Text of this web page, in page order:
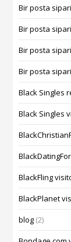
Bir posta
Bir posta
Bir posta
Bir posta
Black Singles
Black Singles
BlackFling
BlackPlanet
blog (2)